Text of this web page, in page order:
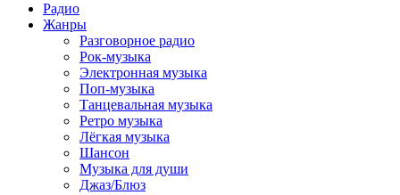
Радио
Жанры
Разговорное радио
Рок-музыка
Электронная музыка
Поп-музыка
Танцевальная музыка
Ретро музыка
Лёгкая музыка
Шансон
Музыка для души
Джаз/Блюз